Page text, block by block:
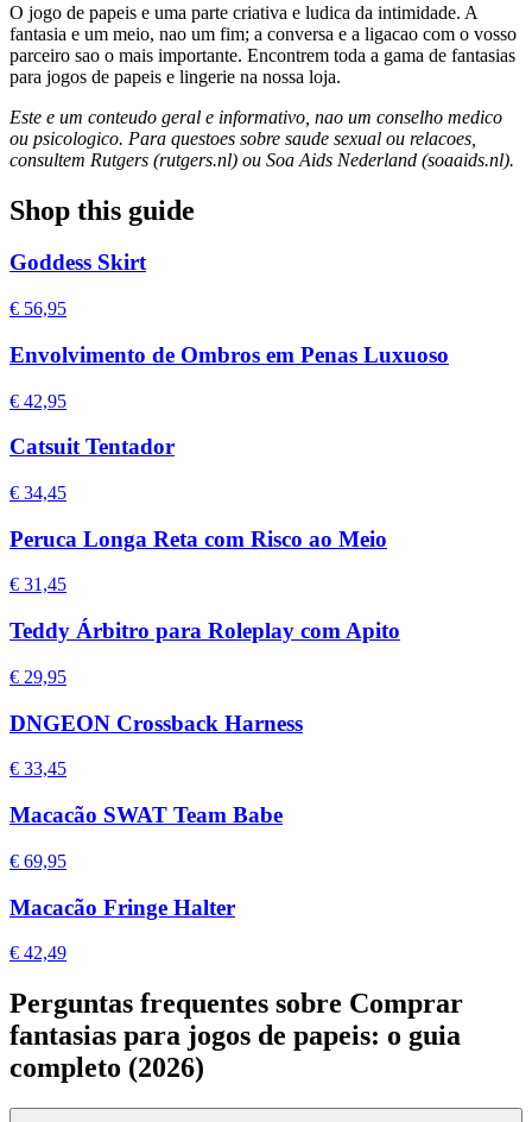
O jogo de papeis e uma parte criativa e ludica da intimidade. A
fantasia e um meio, nao um fim; a conversa e a ligacao com o vosso
parceiro sao o mais importante. Encontrem toda a gama de fantasias
para jogos de papeis e lingerie na nossa loja.
Este e um conteudo geral e informativo, nao um conselho medico
ou psicologico. Para questoes sobre saude sexual ou relacoes,
consultem Rutgers (rutgers.nl) ou Soa Aids Nederland (soaaids.nl).
Shop this guide
Goddess Skirt
€ 56,95
Envolvimento de Ombros em Penas Luxuoso
€ 42,95
Catsuit Tentador
€ 34,45
Peruca Longa Reta com Risco ao Meio
€ 31,45
Teddy Árbitro para Roleplay com Apito
€ 29,95
DNGEON Crossback Harness
€ 33,45
Macacão SWAT Team Babe
€ 69,95
Macacão Fringe Halter
€ 42,49
Perguntas frequentes sobre Comprar
fantasias para jogos de papeis: o guia
completo (2026)